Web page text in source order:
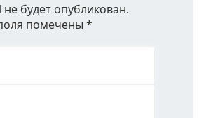
будет опубликован.
помечены *